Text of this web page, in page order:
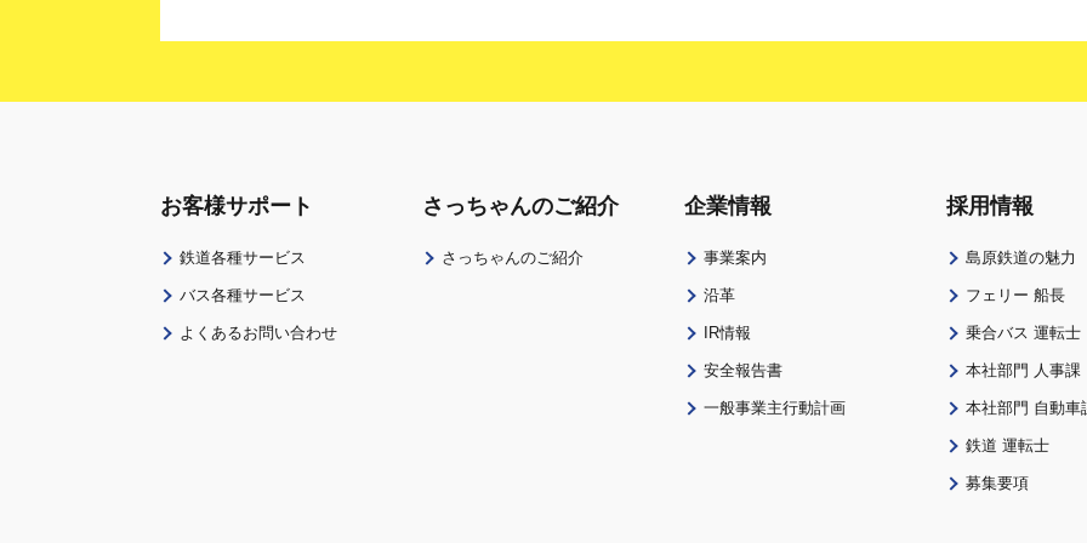
お客様サポート
鉄道各種サービス
バス各種サービス
よくあるお問い合わせ
さっちゃんのご紹介
さっちゃんのご紹介
企業情報
事業案内
沿革
IR情報
安全報告書
一般事業主行動計画
採用情報
島原鉄道の魅力
フェリー 船長
乗合バス 運転士
本社部門 人事課
本社部門 自動車
鉄道 運転士
募集要項